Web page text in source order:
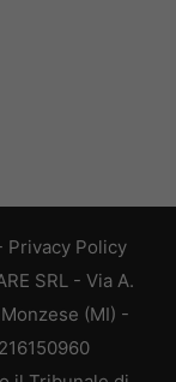
Privacy Policy
SRL - Via A.
(MI) -